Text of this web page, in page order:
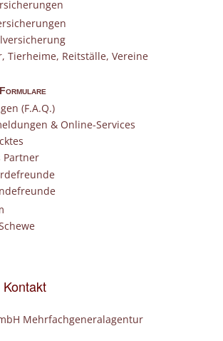
Tierheime, Reitställe, Vereine
(F.A.Q.)
& Online-Services
Partner
Mehrfachgeneralagentur